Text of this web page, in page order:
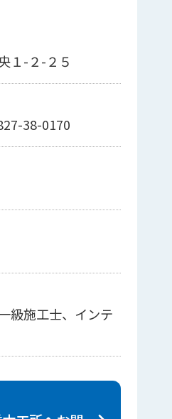
１-２-２５
38-0170
級施工士、インテ